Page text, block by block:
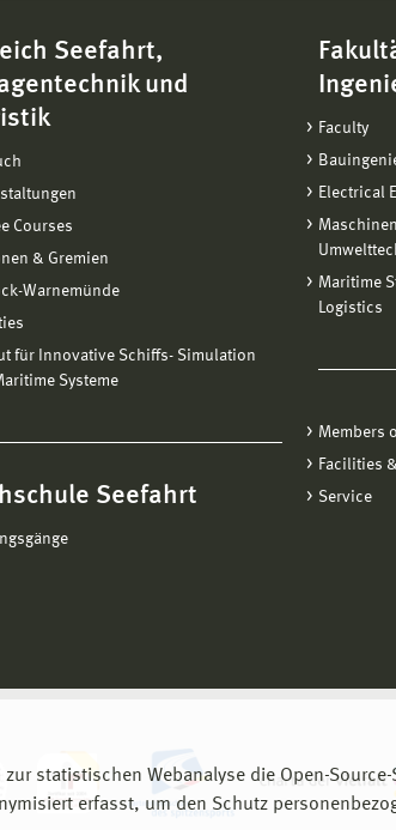
statistischen Webanalyse die Open-Source-
erfasst, um den Schutz
Seefahrt,
und
Courses
& Gremien
Warnemünde
für Innovative Schiffs- Simulation
Systeme
Seefahrt
Faculty
Electrical
Maritime
Logistics
Members
Facilities
Service